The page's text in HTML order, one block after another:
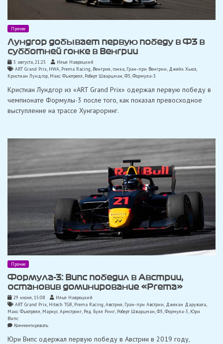
Прочее
Лундгор добывает первую победу в Ф3 в
субботней гонке в Венгрии
3 августа, 21:25
Илья Навроцкий
ART Grand Prix, HWA, Prema Racing, Венгрия, гонка, Гран-при Венгрии, Джейк Хьюз
Кристиан Лундгор, Макс Фьютрелл, Роберт Шварцман,Ф3,Формула-3
Кристиан Лундгор из «ART Grand Prix» одержал первую победу в
чемпионате Формулы-3 после того, как показал превосходное
выступление на трассе Хунгароринг.
Прочее
Формула-3: Випс победил в Австрии,
остановив доминирование «Prema»
29 июня, 15:08
Илья Навроцкий
ART Grand Prix Hitech TGR Prema Racing Австрия Гран-при Австрии Джехан Дарувала
Макс Фьютрелл Маркус Армстронг Ред Булл Ринг Роберт Шварцман Ф3 Формула-3 Юри
Випс
Комментироватьon
Випс
Юри Випс одержал первую победу в Австрии в 2019 году,